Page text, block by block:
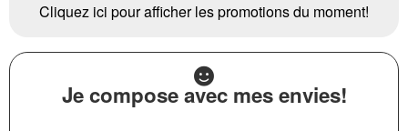
Cliquez ici pour afficher les promotions du moment!
Je compose avec mes envies!